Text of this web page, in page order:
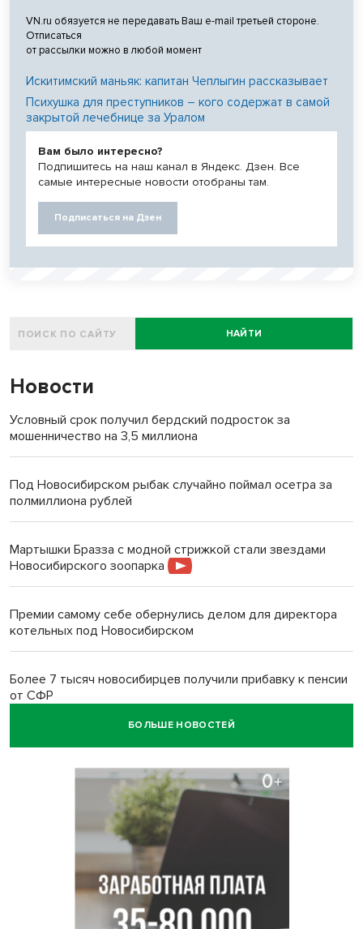
VN.ru обязуется не передавать Ваш e-mail третьей стороне.
Отписаться
от рассылки можно в любой момент
Искитимский маньяк: капитан Чеплыгин рассказывает
Психушка для преступников – кого содержат в самой
закрытой лечебнице за Уралом
Вам было интересно?
Подпишитесь на наш канал в Яндекс. Дзен. Все
самые интересные новости отобраны там.
Подписаться на Дзен
НАЙТИ
Новости
Условный срок получил бердский подросток за
мошенничество на 3,5 миллиона
Под Новосибирском рыбак случайно поймал осетра за
полмиллиона рублей
Мартышки Бразза с модной стрижкой стали звездами
Новосибирского зоопарка
Премии самому себе обернулись делом для директора
котельных под Новосибирском
Более 7 тысяч новосибирцев получили прибавку к пенсии
от СФР
Ветеран СВО выявил рак на бесплатной диспансеризации
В Новосибирске сотрудница склада Ozon попыталась
вынести iPhone 17 под одеждой
Дело отравителя за убийство 14-летней давности
возобновили в Новосибирске
БОЛЬШЕ НОВОСТЕЙ